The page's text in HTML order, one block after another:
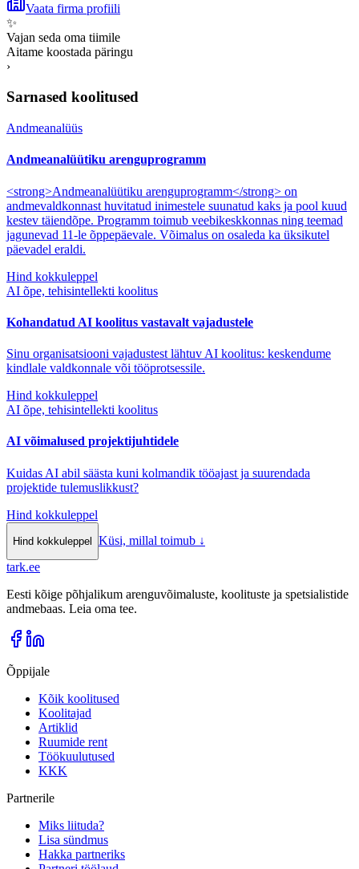
Vaata firma profiili
✨
Vajan seda oma tiimile
Aitame koostada päringu
›
Sarnased koolitused
Andmeanalüüs
Andmeanalüütiku arenguprogramm
<strong>Andmeanalüütiku arenguprogramm</strong> on
andmevaldkonnast huvitatud inimestele suunatud kaks ja pool kuud
kestev täiendõpe. Programm toimub veebikeskkonnas ning teemad
jagunevad 11-le õppepäevale. Võimalus on osaleda ka üksikutel
päevadel eraldi.
Hind kokkuleppel
AI õpe, tehisintellekti koolitus
Kohandatud AI koolitus vastavalt vajadustele
Sinu organisatsiooni vajadustest lähtuv AI koolitus: keskendume
kindlale valdkonnale või tööprotsessile.
Hind kokkuleppel
AI õpe, tehisintellekti koolitus
AI võimalused projektijuhtidele
Kuidas AI abil säästa kuni kolmandik tööajast ja suurendada
projektide tulemuslikkust?
Hind kokkuleppel
Hind kokkuleppel Küsi, millal toimub ↓
tark.ee
Eesti kõige põhjalikum arenguvõimaluste, koolituste ja spetsialistide
andmebaas. Leia oma tee.
Õppijale
Kõik koolitused
Koolitajad
Artiklid
Ruumide rent
Töökuulutused
KKK
Partnerile
Miks liituda?
Lisa sündmus
Hakka partneriks